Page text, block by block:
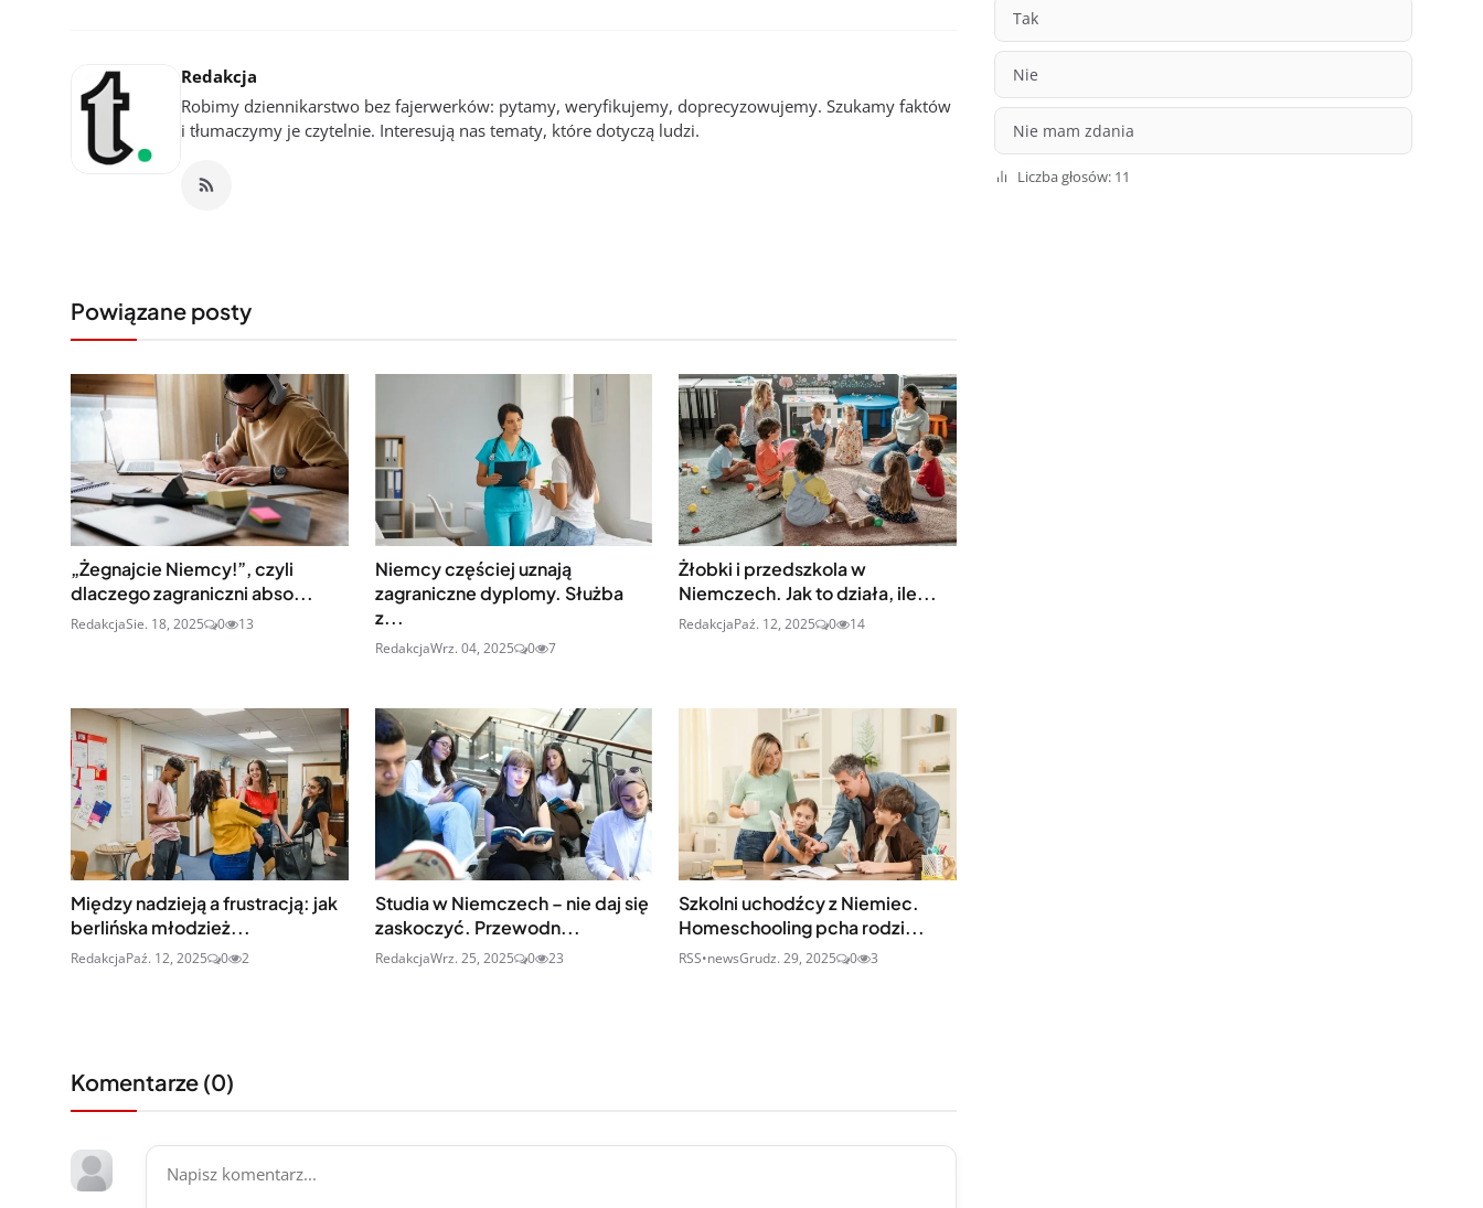
Redakcja
Robimy dziennikarstwo bez fajerwerków: pytamy, weryfikujemy, doprecyzowujemy. Szukamy faktów
i tłumaczymy je czytelnie. Interesują nas tematy, które dotyczą ludzi.
Powiązane posty
„Żegnajcie Niemcy!”, czyli
dlaczego zagraniczni abso...
RedakcjaSie. 18, 2025 0 13
Niemcy częściej uznają
zagraniczne dyplomy. Służba
z...
RedakcjaWrz. 04, 2025 0 7
Żłobki i przedszkola w
Niemczech. Jak to działa, ile...
RedakcjaPaź. 12, 2025 0 14
Między nadzieją a frustracją: jak
berlińska młodzież...
RedakcjaPaź. 12, 2025 0 2
Studia w Niemczech – nie daj się
zaskoczyć. Przewodn...
RedakcjaWrz. 25, 2025 0 23
Szkolni uchodźcy z Niemiec.
Homeschooling pcha rodzi...
RSS•newsGrudz. 29, 2025 0 3
Komentarze (0)
Tak
Nie
Nie mam zdania
Liczba głosów: 11